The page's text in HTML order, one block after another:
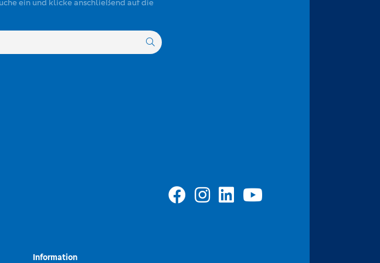
ein und klicke anschließend auf die
Information